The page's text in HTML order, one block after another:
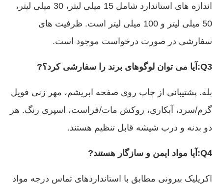
اندازه های استاندارد شامل 15 میلی لیتر، 30 میلی لیتر،
50 میلی لیتر و 100 میلی لیتر است. ظرفیت های
سفارشی در صورت درخواست موجود است.
Q3
: آیا می توان لوگوهای برند را سفارشی کرد؟?
بله. پشتیبانی از چاپ روی صفحه ابریشم، مهر زنی فویل
گرم/سرد، آبکاری، روکش مات/فراست، اسپری رنگ. هر
دو بدنه و درب شیشه قابل تنظیم هستند.
Q4
: آیا مواد ایمن و سازگار هستند?
اکریلیک بیرونی مطابق با استانداردهای تماس درجه مواد